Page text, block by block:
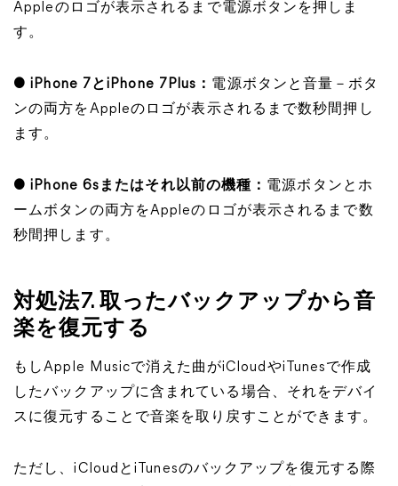
Appleのロゴが表示されるまで電源ボタンを押しま
す。
● iPhone 7とiPhone 7Plus： 電源ボタンと音量－ボタ
ンの両方をAppleのロゴが表示されるまで数秒間押し
ます。
● iPhone 6sまたはそれ以前の機種： 電源ボタンとホ
ームボタンの両方をAppleのロゴが表示されるまで数
秒間押します。
対処法7. 取ったバックアップから音
楽を復元する
もしApple Musicで消えた曲がiCloudやiTunesで作成
したバックアップに含まれている場合、それをデバイ
スに復元することで音楽を取り戻すことができます。
ただし、iCloudとiTunesのバックアップを復元する際